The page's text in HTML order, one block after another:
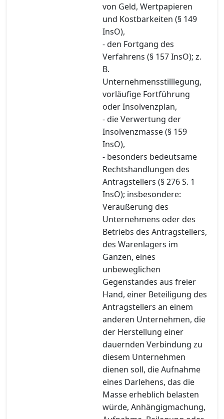
von Geld, Wertpapieren
und Kostbarkeiten (§ 149
InsO),
- den Fortgang des
Verfahrens (§ 157 InsO); z.
B.
Unternehmensstilllegung,
vorläufige Fortführung
oder Insolvenzplan,
- die Verwertung der
Insolvenzmasse (§ 159
InsO),
- besonders bedeutsame
Rechtshandlungen des
Antragstellers (§ 276 S. 1
InsO); insbesondere:
Veräußerung des
Unternehmens oder des
Betriebs des Antragstellers,
des Warenlagers im
Ganzen, eines
unbeweglichen
Gegenstandes aus freier
Hand, einer Beteiligung des
Antragstellers an einem
anderen Unternehmen, die
der Herstellung einer
dauernden Verbindung zu
diesem Unternehmen
dienen soll, die Aufnahme
eines Darlehens, das die
Masse erheblich belasten
würde, Anhängigmachung,